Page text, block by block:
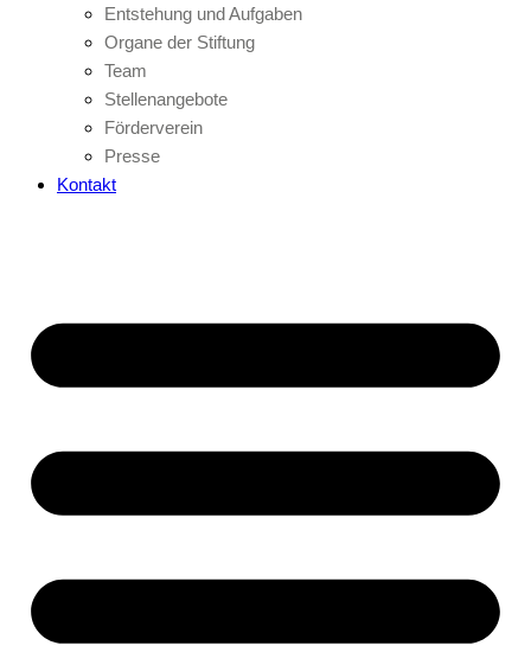
Entstehung und Aufgaben
Organe der Stiftung
Team
Stellenangebote
Förderverein
Presse
Kontakt